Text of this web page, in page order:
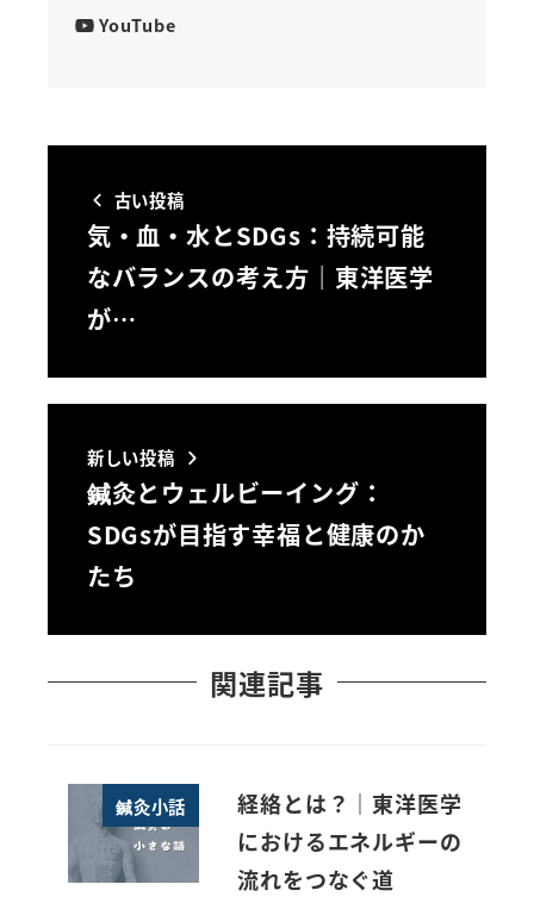
YouTube
古い投稿
気・血・水とSDGs：持続可能
なバランスの考え方｜東洋医学
が…
新しい投稿
鍼灸とウェルビーイング：
SDGsが目指す幸福と健康のか
たち
関連記事
鍼灸小話
経絡とは？｜東洋医学
におけるエネルギーの
流れをつなぐ道